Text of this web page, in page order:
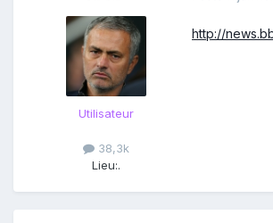
Utilisateur
38,3k
Lieu:.
http://